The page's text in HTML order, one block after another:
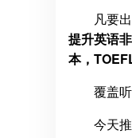
凡要
提升英语
本，
覆盖
今天